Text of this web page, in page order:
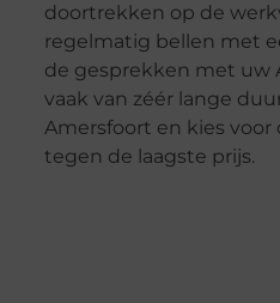
doortrekken op de
regelmatig bellen met
de gesprekken met uw
vaak van zéér lange
Amersfoort en kies
tegen de laagste prijs.